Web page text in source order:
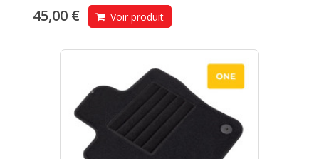
45,00 € Voir produit